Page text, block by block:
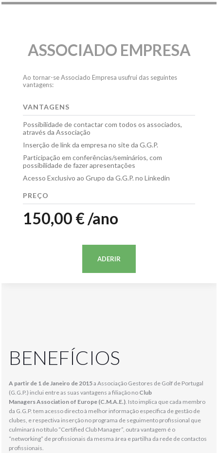
ASSOCIADO EMPRESA
Ao tornar-se Associado Empresa usufrui das seguintes
vantagens:
VANTAGENS
Possibilidade de contactar com todos os associados,
através da Associação
Inserção de link da empresa no site da G.G.P.
Participação em conferências/seminários, com
possibilidade de fazer apresentações
Acesso Exclusivo ao Grupo da G.G.P. no Linkedin
PREÇO
150,00 € /ano
ADERIR
BENEFÍCIOS
A partir de 1 de Janeiro de 2015a Associação Gestores de Golf de Portugal
(G.G.P.) inclui entre as suas vantagens a filiação no Club
ManagersAssociation of Europe (C.M.A.E.). Isto implica que cada membro
da G.G.P. tem acesso directo à melhor informação específica de gestão de
clubes, e respectiva inserção no programa de seguimento profissional que
culminará no título “Certified Club Manager”, outra vantagem é o
“networking” de profissionais da mesma área e partilha da rede de contactos
profissionais.